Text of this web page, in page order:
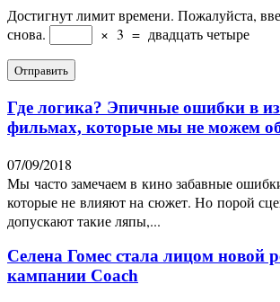
Достигнут лимит времени. Пожалуйста,
снова.
× 3 = двадцать четыре
Где логика? Эпичные ошибки в
фильмах, которые мы не можем
07/09/2018
Мы часто замечаем в кино забавные
которые не влияют на сюжет. Но порой
допускают такие ляпы,...
Селена Гомес стала лицом новой
кампании Coach